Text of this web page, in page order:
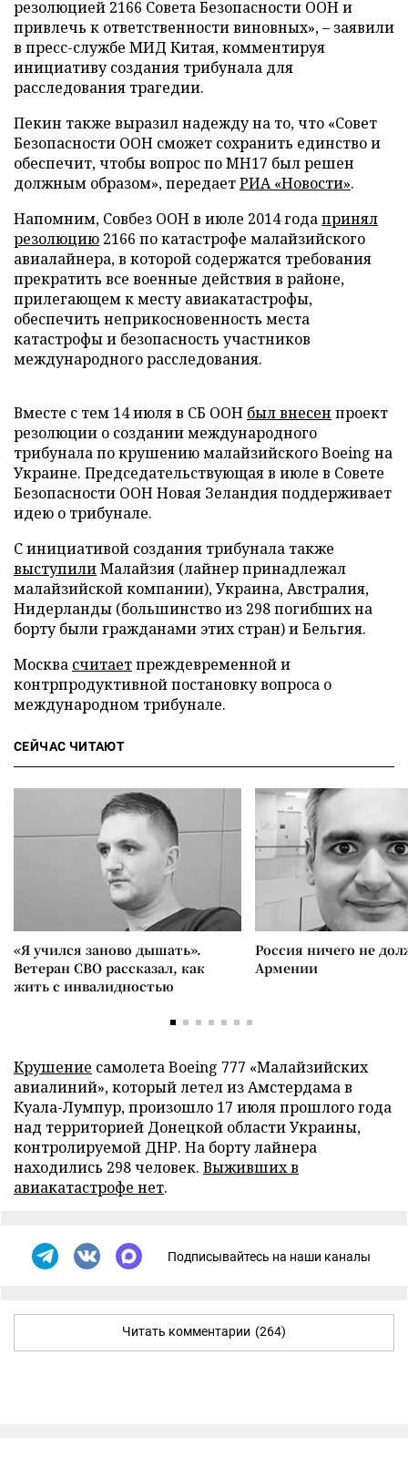
резолюцией 2166 Совета Безопасности ООН и
привлечь к ответственности виновных», – заявили
в пресс-службе МИД Китая, комментируя
инициативу создания трибунала для
расследования трагедии.
Пекин также выразил надежду на то, что «Совет
Безопасности ООН сможет сохранить единство и
обеспечит, чтобы вопрос по MH17 был решен
должным образом», передаетРИА «Новости».
Напомним, Совбез ООН в июле 2014 годапринял
резолюцию 2166 по катастрофе малайзийского
авиалайнера, в которой содержатся требования
прекратить все военные действия в районе,
прилегающем к месту авиакатастрофы,
обеспечить неприкосновенность места
катастрофы и безопасность участников
международного расследования.
Вместе с тем 14 июля в СБ ООН был внесен проект
резолюции о создании международного
трибунала по крушению малайзийского Boeing на
Украине. Председательствующая в июле в Совете
Безопасности ООН Новая Зеландия поддерживает
идею о трибунале.
С инициативой создания трибунала также
выступилиМалайзия (лайнер принадлежал
малайзийской компании), Украина, Австралия,
Нидерланды (большинство из 298 погибших на
борту были гражданами этих стран) и Бельгия.
Москва считаетпреждевременной и
контрпродуктивной постановку вопроса о
международном трибунале.
СЕЙЧАС ЧИТАЮТ
«Я учился заново дышать».
Ветеран СВО рассказал, как
жить с инвалидностью
Россия ничего не
Армении
Крушение самолета Boeing 777 «Малайзийских
авиалиний», который летел из Амстердама в
Куала-Лумпур, произошло 17 июля прошлого года
над территорией Донецкой области Украины,
контролируемой ДНР. На борту лайнера
находились 298 человек. Выживших в
авиакатастрофе нет.
Подписывайтесь на наши каналы
Читать комментарии (264)